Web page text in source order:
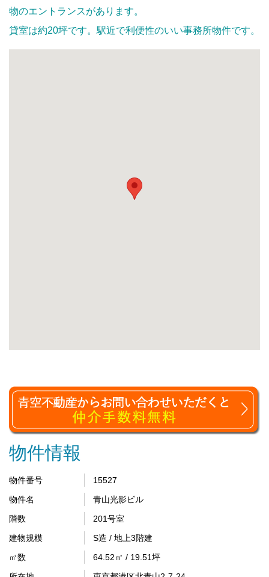
物のエントランスがあります。
貸室は約20坪です。駅近で利便性のいい事務所物件です。
物件情報
物件番号
15527
物件名
青山光影ビル
階数
201号室
建物規模
S造 / 地上3階建
㎡数
64.52㎡ / 19.51坪